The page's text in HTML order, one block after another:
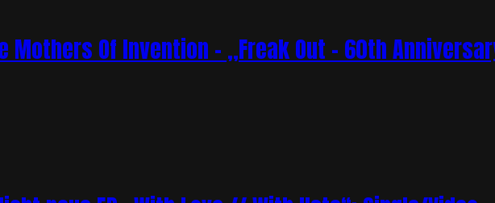
Mothers Of Invention – „Freak Out – 60th